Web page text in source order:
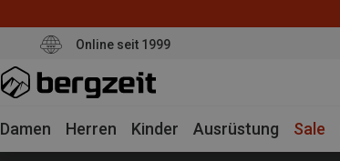
Online seit 1999
Damen Herren Kinder Ausrüstung Sale